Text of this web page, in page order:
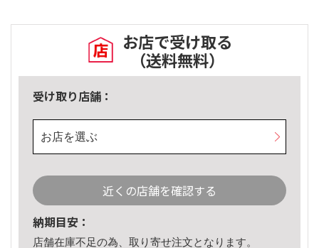
お店で受け取る
（送料無料）
受け取り店舗：
お店を選ぶ
近くの店舗を確認する
納期目安：
店舗在庫不足の為、取り寄せ注文となります。